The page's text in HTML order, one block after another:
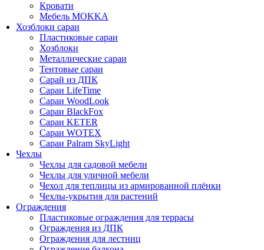
Кровати
Мебель MOKKA
Хозблоки сараи
Пластиковые сараи
Хозблоки
Металлические сараи
Тентовые сараи
Сарай из ДПК
Cараи LifeTime
Cараи WoodLook
Сараи BlackFox
Сараи KETER
Сараи WOTEX
Сараи Palram SkyLight
Чехлы
Чехлы для садовой мебели
Чехлы для уличной мебели
Чехол для теплицы из армированной плёнки
Чехлы-укрытия для растений
Ограждения
Пластиковые ограждения для террасы
Ограждения из ДПК
Ограждения для лестниц